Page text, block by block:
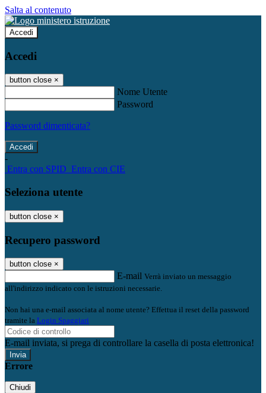
Salta al contenuto
Accedi
Accedi
button close ×
Nome Utente
Password
Password dimenticata?
-
Entra con SPID Entra con CIE
Seleziona utente
button close ×
Recupero password
button close ×
E-mail Verrà inviato un messaggio
all'indirizzo indicato con le istruzioni necessarie.
Non hai una e-mail associata al nome utente? Effettua il reset della password
tramite la Login Spaggiari
E-mail inviata, si prega di controllare la casella di posta elettronica!
Errore
Chiudi